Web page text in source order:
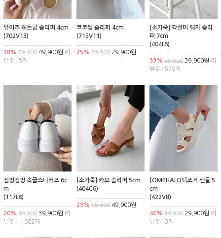
뮤이즈 히든굽 슬리퍼 4cm
(702V13)
38% 79,900 49,900원 리
뷰수 : 5개
코코썸 슬리퍼 4cm
(715V11)
25% 39,90029,900원
[소가죽] 각선미 웨지 슬리
퍼 7cm
(404L6)
33% 59,90039,900원 리
뷰수 : 579개
점핑점핑 속굽스니커즈 6c
m
(117L8)
20% 49,900 39,900원 리
뷰수 : 1,682개
[소가죽] 카모 슬리퍼 5cm
(404C6)
29% 69,90049,900원
[OMPHALOS]조거 샌들 5
cm
(422V8)
40% 49,90029,900원 리
뷰수 : 3개